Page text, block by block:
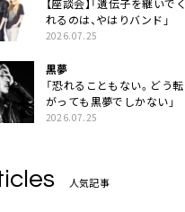
Rock Festival
【座談会】「遺伝子を継いでく
れるのは、やはりバンド」
2026.07.25
黒夢
「恐れることもない。どう転
がっても黒夢でしかない」
2026.07.25
人気記事